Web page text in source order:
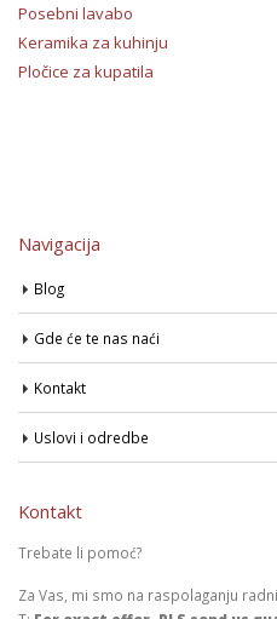
Posebni lavabo
Keramika za kuhinju
Pločice za kupatila
Navigacija
Blog
Gde će te nas naći
Kontakt
Uslovi i odredbe
Kontakt
Trebate li pomoć?
Za Vas, mi smo na raspolaganju